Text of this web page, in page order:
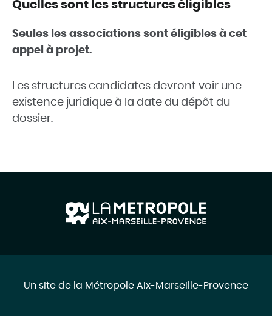
Quelles sont les structures éligibles
Seules les associations sont éligibles à cet
appel à projet.
Les structures candidates devront voir une
existence juridique à la date du dépôt du
dossier.
Un site de la Métropole Aix-Marseille-Provence